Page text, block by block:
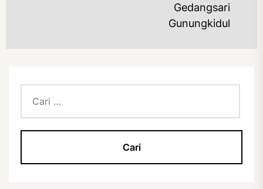
Gedangsari
Gunungkidul
untuk: